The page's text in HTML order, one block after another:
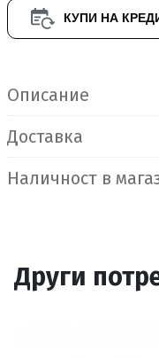
КУПИ НА
Описание
Доставка
Наличност в
Други